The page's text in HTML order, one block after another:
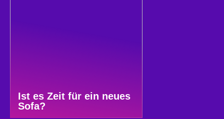
Ist es Zeit für ein neues
Sofa?